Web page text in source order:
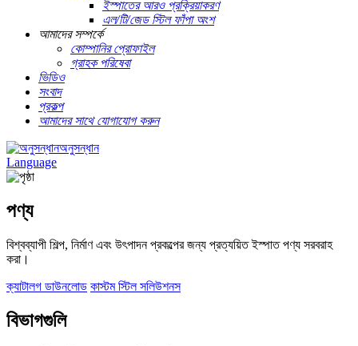
ইস্পাতের আরও প্রক্রিয়াকরণ
এল/টি/জেড স্টিল ফাঁপা অংশ
আমাদের সম্পর্কে
কোম্পানির প্রোফাইল
গ্রাহক পরিষেবা
ভিডিও
সংবাদ
প্রকল্প
আমাদের সাথে যোগাযোগ করুন
অনুসন্ধান
Language
পণ্য
বিশ্বব্যাপী শিল্প, নির্মাণ এবং উৎপাদন প্রকল্পের জন্য প্রত্যয়িত ইস্পাত পণ্য সরবরাহ
করা।
ক্যাটালগ ডাউনলোড কাস্টম স্টিল সলিউশনস
বিভাগগুলি